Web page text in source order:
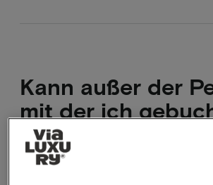
Kann außer der
mit der ich
noch jemand
mitkommen?